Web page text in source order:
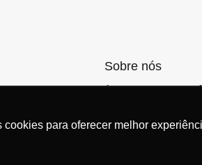
cookies para oferecer melhor
Sobre nós
A yescar conecta